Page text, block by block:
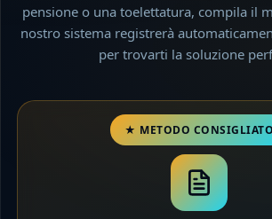
pensione o una toelettatura, compila il
nostro sistema registrerà
per trovarti la soluzione